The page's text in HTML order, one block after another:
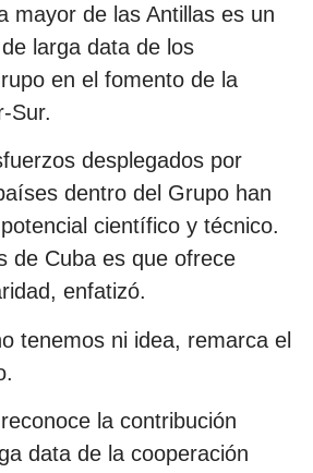
mayor de las Antillas es un
larga data de los
en el fomento de la
Sur.
desplegados por
dentro del Grupo han
científico y técnico.
de Cuba es que ofrece
enfatizó.
tenemos ni idea, remarca el
la contribución
data de la cooperación